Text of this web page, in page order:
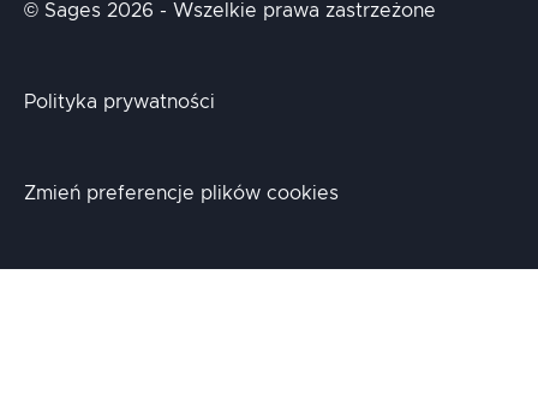
© Sages 2026 - Wszelkie prawa zastrzeżone
Polityka prywatności
Zmień preferencje plików cookies